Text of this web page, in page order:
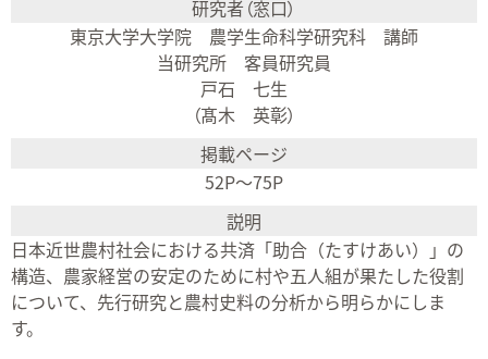
東京大学大学院 農学生命科学研究科 講師
当研究所 客員研究員
戸石 七生
（髙木 英彰）
52P～75P
日本近世農村社会における共済「助合（たすけあい）」の
構造、農家経営の安定のために村や五人組が果たした役割
について、先行研究と農村史料の分析から明らかにしま
す。